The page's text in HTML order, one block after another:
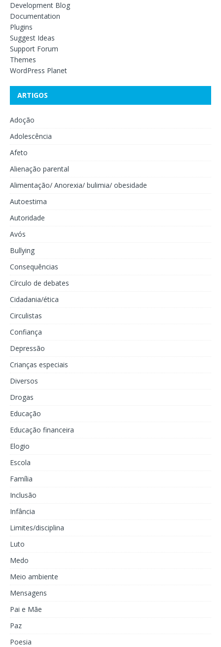
Development Blog
Documentation
Plugins
Suggest Ideas
Support Forum
Themes
WordPress Planet
ARTIGOS
Adoção
Adolescência
Afeto
Alienação parental
Alimentação/ Anorexia/ bulimia/ obesidade
Autoestima
Autoridade
Avós
Bullying
Consequências
Círculo de debates
Cidadania/ética
Circulistas
Confiança
Depressão
Crianças especiais
Diversos
Drogas
Educação
Educação financeira
Elogio
Escola
Família
Inclusão
Infância
Limites/disciplina
Luto
Medo
Meio ambiente
Mensagens
Pai e Mãe
Paz
Poesia